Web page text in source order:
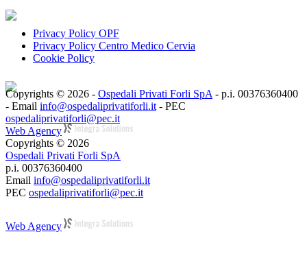
Privacy Policy OPF
Privacy Policy Centro Medico Cervia
Cookie Policy
Copyrights © 2026 - Ospedali Privati Forli SpA - p.i. 00376360400
- Email info@ospedaliprivatiforli.it - PEC
ospedaliprivatiforli@pec.it
Web Agency
Copyrights © 2026
Ospedali Privati Forli SpA
p.i. 00376360400
Email info@ospedaliprivatiforli.it
PEC ospedaliprivatiforli@pec.it
Web Agency